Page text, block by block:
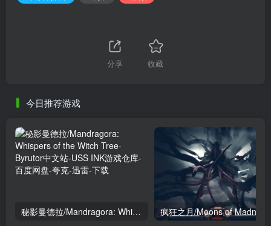
分享 收藏
今日推荐游戏
秘影曼德拉/Mandragora: Whispers of the Witch Tree